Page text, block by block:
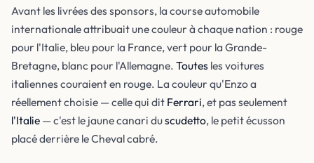
Avant les livrées des sponsors, la course automobile
internationale attribuait une couleur à chaque nation : rouge
pour l'Italie, bleu pour la France, vert pour la Grande-
Bretagne, blanc pour l'Allemagne. Toutes les voitures
italiennes couraient en rouge. La couleur qu'Enzo a
réellement choisie — celle qui dit Ferrari, et pas seulement
l'Italie — c'est le jaune canari duscudetto, le petit écusson
placé derrière le Cheval cabré.